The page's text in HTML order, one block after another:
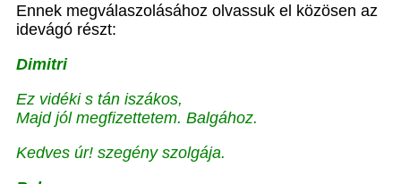
Ennek megválaszolásához olvassuk el közösen az
idevágó részt:
Dimitri
Ez vidéki s tán iszákos,
Majd jól megfizettetem. Balgához.
Kedves úr! szegény szolgája.